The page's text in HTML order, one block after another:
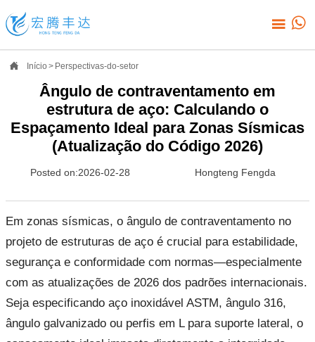
 
 Início > Perspectivas-do-setor
Ângulo de contraventamento em
estrutura de aço: Calculando o
Espaçamento Ideal para Zonas Sísmicas
(Atualização do Código 2026)
Posted on:2026-02-28 Hongteng Fengda
Em zonas sísmicas, o ângulo de contraventamento no
projeto de estruturas de aço é crucial para estabilidade,
segurança e conformidade com normas—especialmente
com as atualizações de 2026 dos padrões internacionais.
Seja especificando aço inoxidável ASTM, ângulo 316,
ângulo galvanizado ou perfis em L para suporte lateral, o